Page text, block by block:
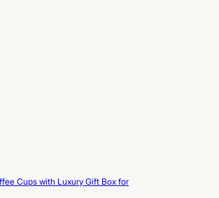
Cups with Luxury Gift Box for